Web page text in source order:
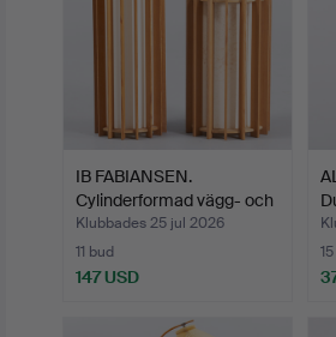
IB FABIANSEN.
Cylinderformad vägg- och
tak…
Klubbades 25 jul 2026
11 bud
147 USD